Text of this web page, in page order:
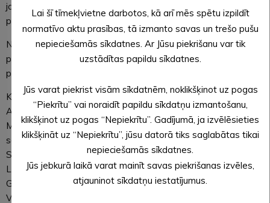
jaunievēlētais Alūksnes novada pašvaldības domes
priekšsēdētājs Dzintars Adlers.
Nākamo domes sēdi domes priekšsēdētājs sasauca uz
pulksten 15.00. Sēdes tiešraidi būs iespējams skatīties
pašvaldības tīmekļvietnē www.aluksne.lv.
Kā zināms, 7. jūnijā notikušajās pašvaldību vēlēšanās
Alūksnes novada domē ievēlēja Arturu Dukuli, Elīnu Pētersoni,
Modri Lazdekalnu un Artūru Grīnbergu no Zaļo un Zemnieku
savienības, Druvi Tomsonu, Mārtiņu Augstkalnieti, Renāru
Salaku un Intaru Berkuli no Nacionālās apvienības “Visu
Latvijai!”-“Tēvzemei un Brīvībai/LNNK”, Dzintaru Adleru, Uvu
Grencioni-Lapsenieti, Jāni Skulti un Andi Zariņu no Jaunās
VIENOTĪBAS, Ivitu Gustu un Ritvaru Gustu no Latvijas Zaļās
Lai šī tīmekļvietne darbotos, kā arī mēs spētu izpildīt
normatīvo aktu prasības, tā izmanto savas un trešo pušu
nepieciešamās sīkdatnes. Ar Jūsu piekrišanu var tik
uzstādītas papildu sīkdatnes.
Jūs varat piekrist visām sīkdatnēm, noklikšķinot uz pogas
“Piekrītu” vai noraidīt papildu sīkdatņu izmantošanu,
klikšķinot uz pogas “Nepiekrītu”. Gadījumā, ja izvēlēsieties
klikšķināt uz “Nepiekrītu”, jūsu datorā tiks saglabātas tikai
nepieciešamās sīkdatnes.
Jūs jebkurā laikā varat mainīt savas piekrišanas izvēles,
atjauninot sīkdatņu iestatījumus.